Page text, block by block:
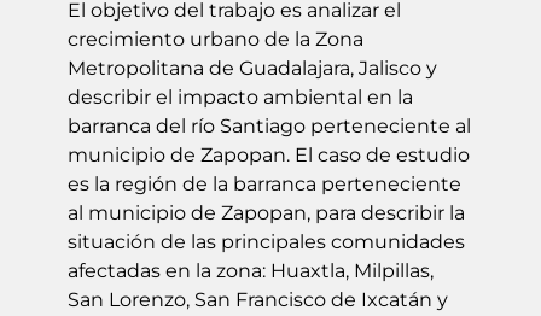
El objetivo del trabajo es analizar el
crecimiento urbano de la Zona
Metropolitana de Guadalajara, Jalisco y
describir el impacto ambiental en la
barranca del río Santiago perteneciente al
municipio de Zapopan. El caso de estudio
es la región de la barranca perteneciente
al municipio de Zapopan, para describir la
situación de las principales comunidades
afectadas en la zona: Huaxtla, Milpillas,
San Lorenzo, San Francisco de Ixcatán y